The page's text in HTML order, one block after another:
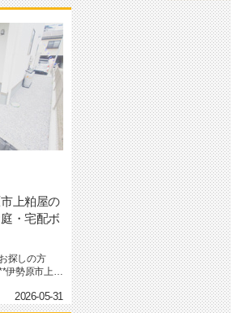
上粕屋の
・宅配ボ
探しの方
伊勢原市上粕
2026-05-31